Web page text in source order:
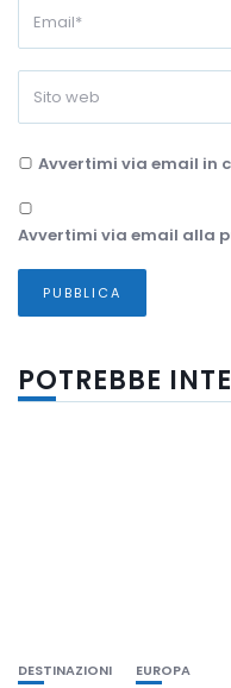
Avvertimi via email in
Avvertimi via email alla
POTREBBE
DESTINAZIONI EUROPA